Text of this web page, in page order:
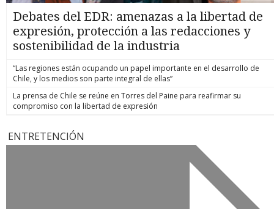
Debates del EDR: amenazas a la libertad de
expresión, protección a las redacciones y
sostenibilidad de la industria
“Las regiones están ocupando un papel importante en el desarrollo de
Chile, y los medios son parte integral de ellas”
La prensa de Chile se reúne en Torres del Paine para reafirmar su
compromiso con la libertad de expresión
ENTRETENCIÓN